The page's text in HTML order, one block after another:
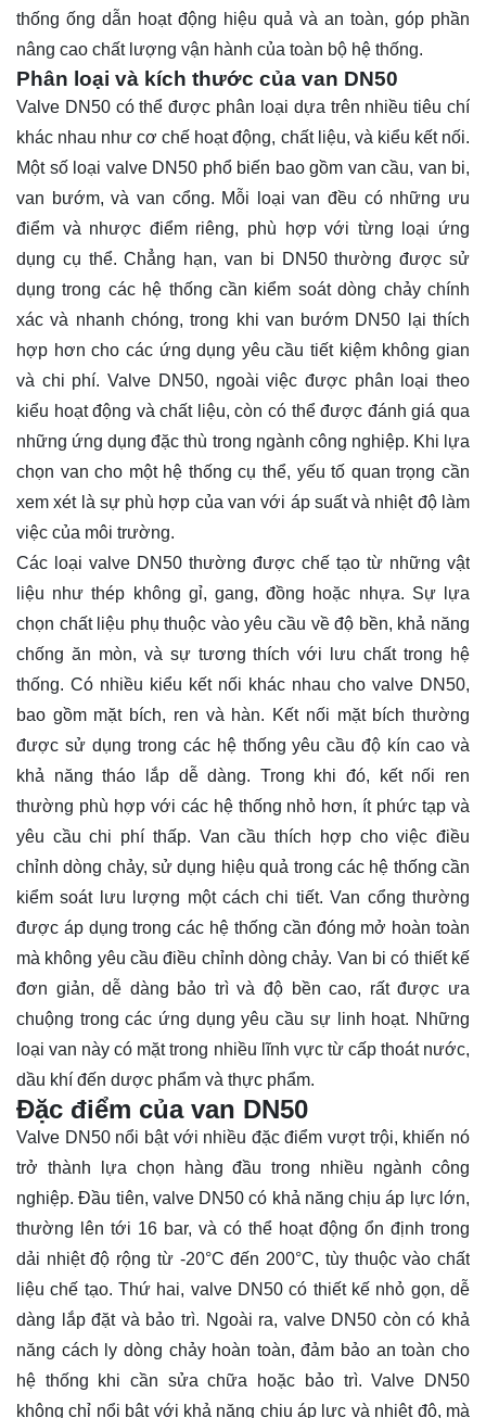
thống ống dẫn hoạt động hiệu quả và an toàn, góp phần
nâng cao chất lượng vận hành của toàn bộ hệ thống.
Phân loại và kích thước của van DN50
Valve DN50 có thể được phân loại dựa trên nhiều tiêu chí
khác nhau như cơ chế hoạt động, chất liệu, và kiểu kết nối.
Một số loại valve DN50 phổ biến bao gồm van cầu, van bi,
van bướm, và van cổng. Mỗi loại van đều có những ưu
điểm và nhược điểm riêng, phù hợp với từng loại ứng
dụng cụ thể. Chẳng hạn, van bi DN50 thường được sử
dụng trong các hệ thống cần kiểm soát dòng chảy chính
xác và nhanh chóng, trong khi van bướm DN50 lại thích
hợp hơn cho các ứng dụng yêu cầu tiết kiệm không gian
và chi phí. Valve DN50, ngoài việc được phân loại theo
kiểu hoạt động và chất liệu, còn có thể được đánh giá qua
những ứng dụng đặc thù trong ngành công nghiệp. Khi lựa
chọn van cho một hệ thống cụ thể, yếu tố quan trọng cần
xem xét là sự phù hợp của van với áp suất và nhiệt độ làm
việc của môi trường.
Các loại valve DN50 thường được chế tạo từ những vật
liệu như thép không gỉ, gang, đồng hoặc nhựa. Sự lựa
chọn chất liệu phụ thuộc vào yêu cầu về độ bền, khả năng
chống ăn mòn, và sự tương thích với lưu chất trong hệ
thống. Có nhiều kiểu kết nối khác nhau cho valve DN50,
bao gồm mặt bích, ren và hàn. Kết nối mặt bích thường
được sử dụng trong các hệ thống yêu cầu độ kín cao và
khả năng tháo lắp dễ dàng. Trong khi đó, kết nối ren
thường phù hợp với các hệ thống nhỏ hơn, ít phức tạp và
yêu cầu chi phí thấp. Van cầu thích hợp cho việc điều
chỉnh dòng chảy, sử dụng hiệu quả trong các hệ thống cần
kiểm soát lưu lượng một cách chi tiết. Van cổng thường
được áp dụng trong các hệ thống cần đóng mở hoàn toàn
mà không yêu cầu điều chỉnh dòng chảy. Van bi có thiết kế
đơn giản, dễ dàng bảo trì và độ bền cao, rất được ưa
chuộng trong các ứng dụng yêu cầu sự linh hoạt. Những
loại van này có mặt trong nhiều lĩnh vực từ cấp thoát nước,
dầu khí đến dược phẩm và thực phẩm.
Đặc điểm của van DN50
Valve DN50 nổi bật với nhiều đặc điểm vượt trội, khiến nó
trở thành lựa chọn hàng đầu trong nhiều ngành công
nghiệp. Đầu tiên, valve DN50 có khả năng chịu áp lực lớn,
thường lên tới 16 bar, và có thể hoạt động ổn định trong
dải nhiệt độ rộng từ -20°C đến 200°C, tùy thuộc vào chất
liệu chế tạo. Thứ hai, valve DN50 có thiết kế nhỏ gọn, dễ
dàng lắp đặt và bảo trì. Ngoài ra, valve DN50 còn có khả
năng cách ly dòng chảy hoàn toàn, đảm bảo an toàn cho
hệ thống khi cần sửa chữa hoặc bảo trì. Valve DN50
không chỉ nổi bật với khả năng chịu áp lực và nhiệt độ, mà